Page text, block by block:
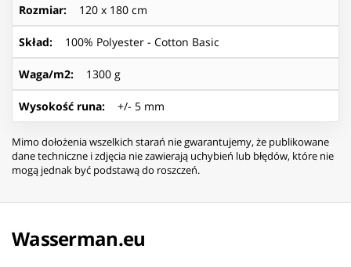
Rozmiar: 120 x 180 cm
Skład: 100% Polyester - Cotton Basic
Waga/m2: 1300 g
Wysokość runa: +/- 5 mm
Mimo dołożenia wszelkich starań nie gwarantujemy, że publikowane
dane techniczne i zdjęcia nie zawierają uchybień lub błędów, które nie
mogą jednak być podstawą do roszczeń.
Wasserman.eu